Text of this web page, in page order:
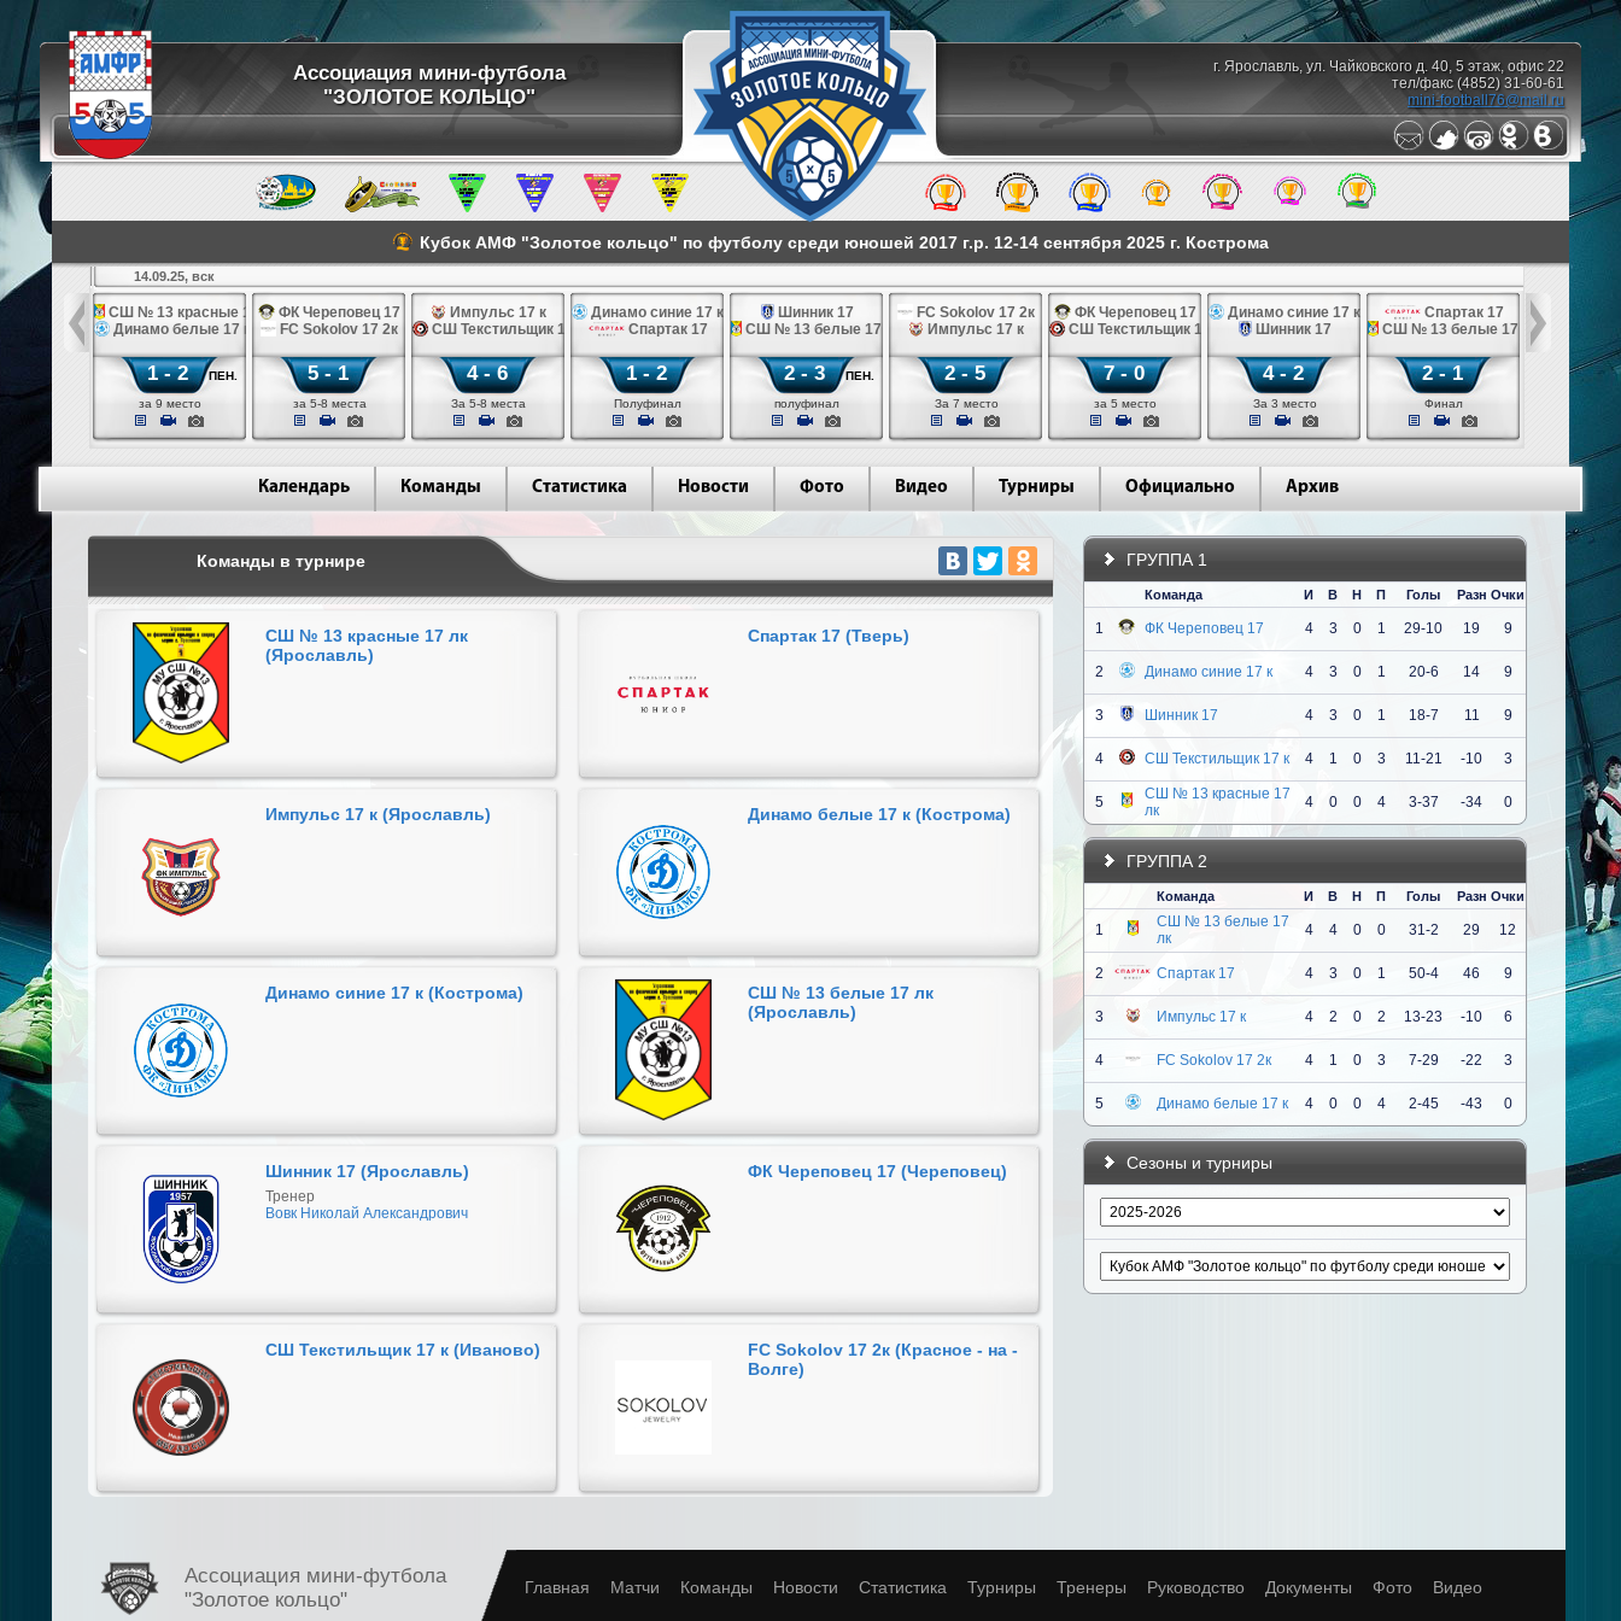
Ассоциация мини-футбола
"ЗОЛОТОЕ КОЛЬЦО"
г. Ярославль, ул. Чайковского д. 40, 5 этаж, офис 22
тел/факс (4852) 31-60-61
mini-football76@mail.ru
Кубок АМФ "Золотое кольцо" по футболу среди юношей 2017 г.р. 12-14 сентября 2025 г. Кострома
17 2к
белые 17 к
14.09.25, вск
СШ № 13 красные 17 лк
Динамо белые 17 к
1 - 2 ПЕН.
за 9 место
ФК Череповец 17
FC Sokolov 17 2к
5 - 1
за 5-8 места
Импульс 17 к
СШ Текстильщик 17 к
4 - 6
За 5-8 места
Динамо синие 17 к
Спартак 17
1 - 2
Полуфинал
Шинник 17
СШ № 13 белые 17 лк
2 - 3 ПЕН.
полуфинал
FC Sokolov 17 2к
Импульс 17 к
2 - 5
За 7 место
ФК Череповец 17
СШ Текстильщик 17 к
7 - 0
за 5 место
Динамо синие 17 к
Шинник 17
4 - 2
За 3 место
Спартак 17
СШ № 13 белые 17 лк
2 - 1
Финал
Календарь Команды Статистика Новости Фото Видео Турниры Официально Архив
Команды в турнире
СШ № 13 красные 17 лк
(Ярославль)
Спартак 17 (Тверь)
Импульс 17 к (Ярославль) Динамо белые 17 к (Кострома)
Динамо синие 17 к (Кострома)
СШ № 13 белые 17 лк
(Ярославль)
Шинник 17 (Ярославль)
Тренер
Вовк Николай Александрович
ФК Череповец 17 (Череповец)
СШ Текстильщик 17 к (Иваново)
FC Sokolov 17 2к (Красное - на -
Волге)
ГРУППА 1
Команда И В Н П Голы Разн Очки
1 ФК Череповец 17 4 3 0 1 29-10 19 9
2 Динамо синие 17 к 4 3 0 1 20-6 14 9
3 Шинник 17 4 3 0 1 18-7 11 9
4 СШ Текстильщик 17 к 4 1 0 3 11-21 -10 3
5
СШ № 13 красные 17
лк
4 0 0 4 3-37 -34 0
ГРУППА 2
Команда И В Н П Голы Разн Очки
1
СШ № 13 белые 17
лк
4 4 0 0 31-2 29 12
2 Спартак 17 4 3 0 1 50-4 46 9
3 Импульс 17 к 4 2 0 2 13-23 -10 6
4 FC Sokolov 17 2к 4 1 0 3 7-29 -22 3
5 Динамо белые 17 к 4 0 0 4 2-45 -43 0
Сезоны и турниры
Ассоциация мини-футбола
"Золотое кольцо"
Главная Матчи Команды Новости Статистика Турниры Тренеры Руководство Документы Фото Видео